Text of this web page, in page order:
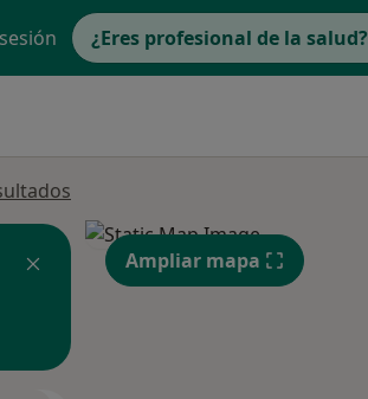
¿Eres profesional de la salud?
Ampliar mapa